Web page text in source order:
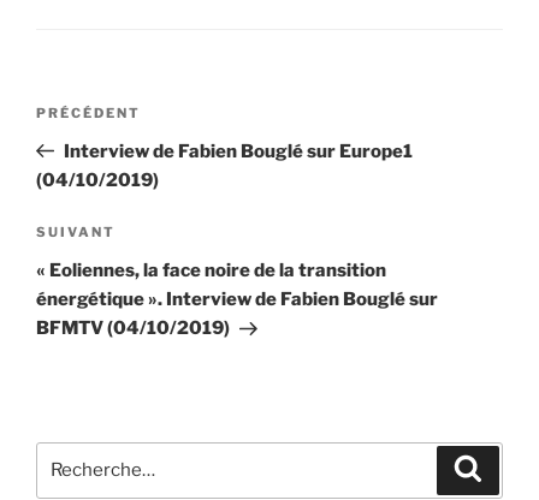
Navigation
l’article
Article
précédent
PRÉCÉDENT
Interview de Fabien Bouglé sur Europe1
(04/10/2019)
Article
suivant
SUIVANT
« Eoliennes, la face noire de la transition
énergétique ». Interview de Fabien Bouglé sur
BFMTV (04/10/2019)
pour